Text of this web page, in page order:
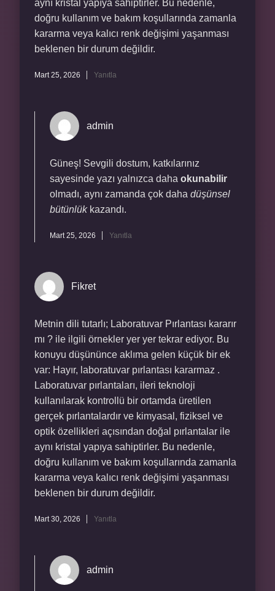
aynı kristal yapıya sahiptirler. Bu nedenle,
doğru kullanım ve bakım koşullarında zamanla
kararma veya kalıcı renk değişimi yaşanması
beklenen bir durum değildir.
Mart 25, 2026 Yanıtla
admin
Güneş! Sevgili dostum, katkılarınız
sayesinde yazı yalnızca daha okunabilir
olmadı, aynı zamanda çok daha düşünsel
bütünlükkazandı.
Mart 25, 2026 Yanıtla
Fikret
Metnin dili tutarlı; Laboratuvar Pırlantası kararır
mı ? ile ilgili örnekler yer yer tekrar ediyor. Bu
konuyu düşününce aklıma gelen küçük bir ek
var: Hayır, laboratuvar pırlantası kararmaz .
Laboratuvar pırlantaları, ileri teknoloji
kullanılarak kontrollü bir ortamda üretilen
gerçek pırlantalardır ve kimyasal, fiziksel ve
optik özellikleri açısından doğal pırlantalar ile
aynı kristal yapıya sahiptirler. Bu nedenle,
doğru kullanım ve bakım koşullarında zamanla
kararma veya kalıcı renk değişimi yaşanması
beklenen bir durum değildir.
Mart 30, 2026 Yanıtla
admin